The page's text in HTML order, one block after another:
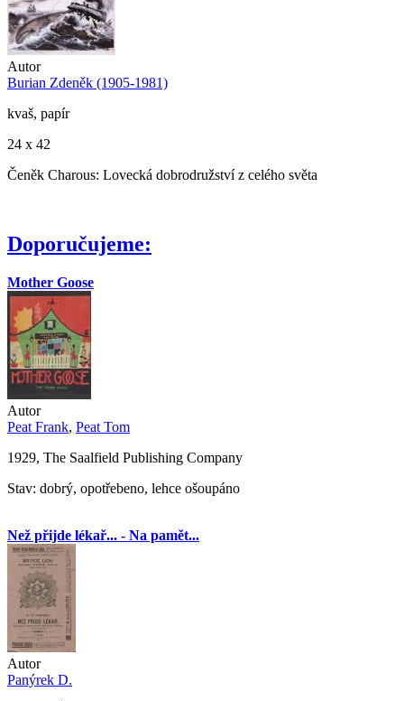
Autor
Burian Zdeněk (1905-1981)
kvaš, papír
24 x 42
Čeněk Charous: Lovecká dobrodružství z celého světa
Doporučujeme:
Mother Goose
Autor
Peat Frank, Peat Tom
1929, The Saalfield Publishing Company
Stav: dobrý, opotřebeno, lehce ošoupáno
Než přijde lékař... - Na pamět...
Autor
Panýrek D.